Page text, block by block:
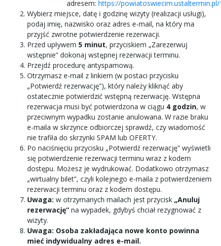
adresem: https://powiatoswiecim.ustaltermin.pl/
Wybierz miejsce, datę i godzinę wizyty (realizacji usługi),
podaj imię, nazwisko oraz adres e-mail, na który ma
przyjść zwrotne potwierdzenie rezerwacji.
Przed upływem 5 minut, przyciskiem „Zarezerwuj
wstępnie” dokonaj wstępnej rezerwacji terminu.
Przejdź procedurę antyspamową.
Otrzymasz e-mail z linkiem (w postaci przycisku
„Potwierdź rezerwację”), który należy kliknąć aby
ostatecznie potwierdzić wstępną rezerwację. Wstępna
rezerwacja musi być potwierdzona w ciągu 4 godzin, w
przeciwnym wypadku zostanie anulowana. W razie braku
e-maila w skrzynce odbiorczej sprawdź, czy wiadomość
nie trafiła do skrzynki SPAM lub OFERTY.
Po naciśnięciu przycisku „Potwierdź rezerwację” wyświetli
się potwierdzenie rezerwacji terminu wraz z kodem
dostępu. Możesz je wydrukować. Dodatkowo otrzymasz
„wirtualny bilet”, czyli kolejnego e-maila z potwierdzeniem
rezerwacji terminu oraz z kodem dostępu.
Uwaga: w otrzymanych mailach jest przycisk „Anuluj
rezerwację” na wypadek, gdybyś chciał rezygnować z
wizyty.
Uwaga: Osoba zakładająca nowe konto powinna
mieć indywidualny adres e-mail.